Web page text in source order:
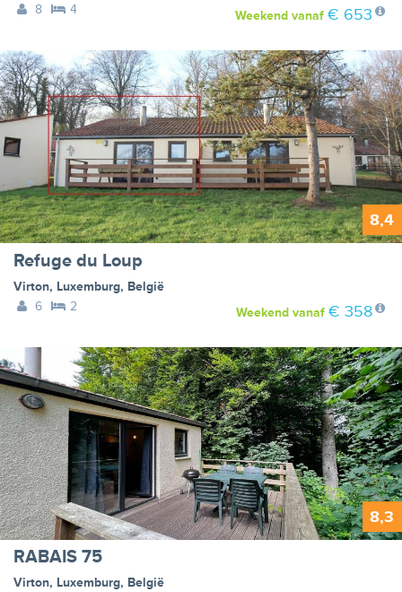
8
4 Weekendvanaf € 653
8,4
Refuge du Loup
Virton, Luxemburg, België
6
2 Weekendvanaf € 358
8,3
RABAIS 75
Virton, Luxemburg, België